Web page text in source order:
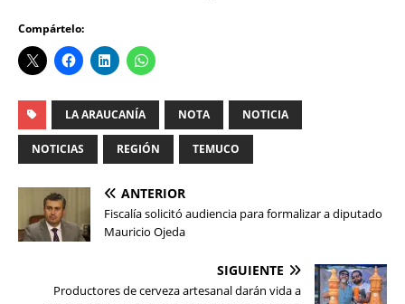
Compártelo:
LA ARAUCANÍA NOTA NOTICIA
NOTICIAS REGIÓN TEMUCO
ANTERIOR
Fiscalía solicitó audiencia para formalizar a diputado
Mauricio Ojeda
SIGUIENTE
Productores de cerveza artesanal darán vida a